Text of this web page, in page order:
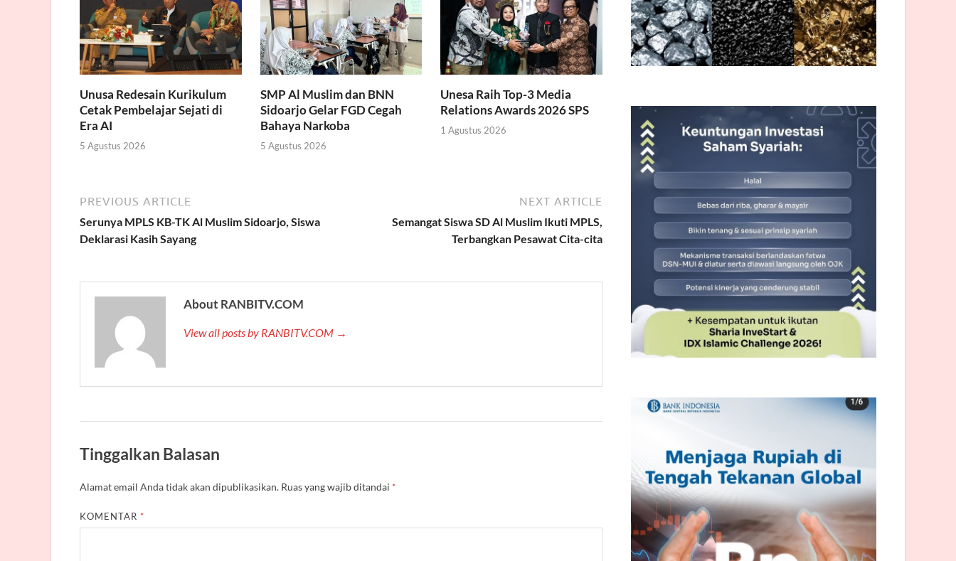
Unusa Redesain Kurikulum
Cetak Pembelajar Sejati di
Era AI
5 Agustus 2026
SMP Al Muslim dan BNN
Sidoarjo Gelar FGD Cegah
Bahaya Narkoba
5 Agustus 2026
Unesa Raih Top-3 Media
Relations Awards 2026 SPS
1 Agustus 2026
PREVIOUS ARTICLE
Serunya MPLS KB-TK Al Muslim Sidoarjo, Siswa
Deklarasi Kasih Sayang
NEXT ARTICLE
Semangat Siswa SD Al Muslim Ikuti MPLS,
Terbangkan Pesawat Cita-cita
About RANBITV.COM
View all posts by RANBITV.COM →
Tinggalkan Balasan
Alamat email Anda tidak akan dipublikasikan. Ruas yang wajib ditandai *
KOMENTAR *